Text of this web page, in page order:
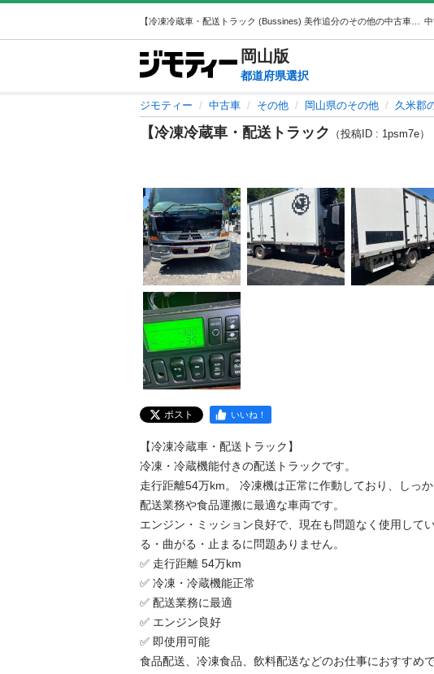
岡山版
都道府県選択
ジモティー 中古車 その他 岡山県のその他 久米郡
【冷凍冷蔵車・配送トラック
（投稿ID : 1psm7e）
ポスト いいね！
【冷凍冷蔵車・配送トラック】
冷凍・冷蔵機能付きの配送トラックです。
走行距離54万km。 冷凍機は正常に作動しており、しっか
配送業務や食品運搬に最適な車両です。
エンジン・ミッション良好で、現在も問題なく使用して
る・曲がる・止まるに問題ありません。
✅ 走行距離 54万km
✅ 冷凍・冷蔵機能正常
✅ 配送業務に最適
✅ エンジン良好
✅ 即使用可能
食品配送、冷凍食品、飲料配送などのお仕事におすすめで